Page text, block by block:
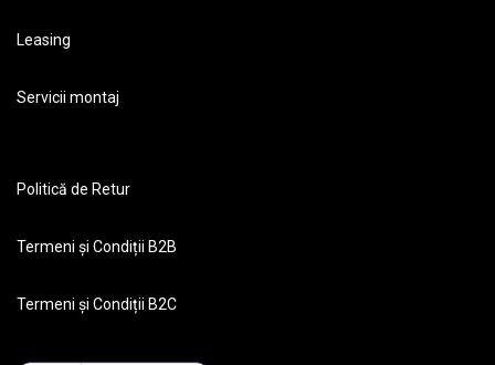
Leasing
Servicii montaj
Politică de Retur
Termeni și Condiții B2B
Termeni și Condiții B2C